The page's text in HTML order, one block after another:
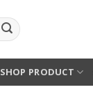
SHOP PRODUCT